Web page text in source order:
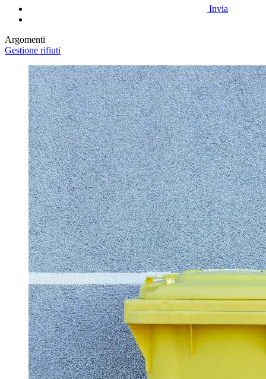
Invia
Argomenti
Gestione rifiuti